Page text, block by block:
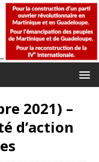
2021) –
d’action